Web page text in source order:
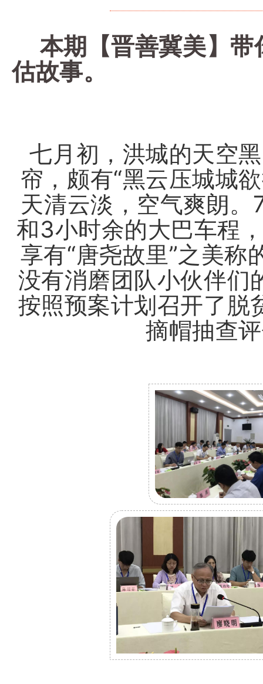
本期【晋善冀美】带
估故事。
七月初，洪城的天空
帘，颇有“黑云压城城
天清云淡，空气爽朗
和3小时余的大巴车程
享有“唐尧故里”之美称
没有消磨团队小伙伴们
按照预案计划召开了脱
摘帽抽查